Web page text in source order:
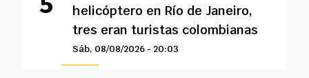
helicóptero en Río de Janeiro,
tres eran turistas colombianas
Sáb, 08/08/2026 - 20:03